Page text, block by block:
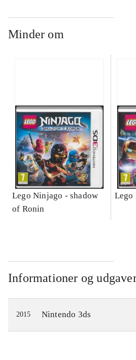
Minder om
Lego Ninjago - shadow
of Ronin
Lego
Informationer og
2015 Nintendo 3ds